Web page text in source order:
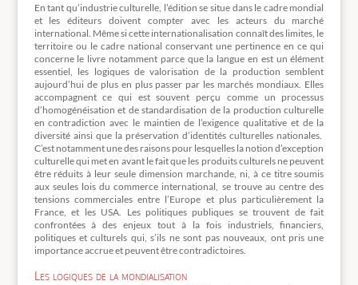
En tant qu’industrie culturelle, l’édition se situe dans le cadre mondial
et les éditeurs doivent compter avec les acteurs du marché
international. Même si cette internationalisation connaît des limites, le
territoire ou le cadre national conservant une pertinence en ce qui
concerne le livre notamment parce que la langue en est un élément
essentiel, les logiques de valorisation de la production semblent
aujourd’hui de plus en plus passer par les marchés mondiaux. Elles
accompagnent ce qui est souvent perçu comme un processus
d’homogénéisation et de standardisation de la production culturelle
en contradiction avec le maintien de l’exigence qualitative et de la
diversité ainsi que la préservation d’identités culturelles nationales.
C’est notamment une des raisons pour lesquelles la notion d’exception
culturelle qui met en avant le fait que les produits culturels ne peuvent
être réduits à leur seule dimension marchande, ni, à ce titre soumis
aux seules lois du commerce international, se trouve au centre des
tensions commerciales entre l’Europe et plus particulièrement la
France, et les USA. Les politiques publiques se trouvent de fait
confrontées à des enjeux tout à la fois industriels, financiers,
politiques et culturels qui, s’ils ne sont pas nouveaux, ont pris une
importance accrue et peuvent être contradictoires.
Les logiques de la mondialisation